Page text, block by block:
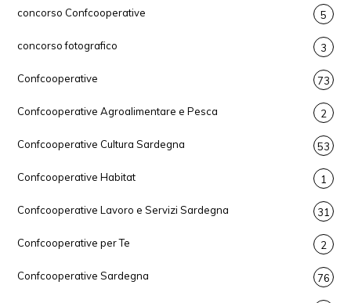
concorso Confcooperative 5
concorso fotografico 3
Confcooperative 73
Confcooperative Agroalimentare e Pesca 2
Confcooperative Cultura Sardegna 53
Confcooperative Habitat 1
Confcooperative Lavoro e Servizi Sardegna 31
Confcooperative per Te 2
Confcooperative Sardegna 76